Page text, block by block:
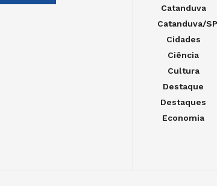
Catanduva
Catanduva/SP
Cidades
Ciência
Cultura
Destaque
Destaques
Economia